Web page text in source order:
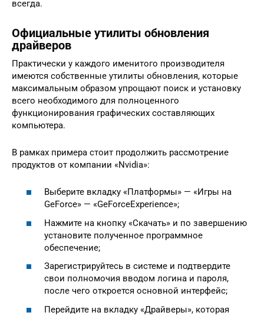
всегда.
Официальные утилиты обновления
драйверов
Практически у каждого именитого производителя
имеются собственные утилиты обновления, которые
максимальным образом упрощают поиск и установку
всего необходимого для полноценного
функционирования графических составляющих
компьютера.
В рамках примера стоит продолжить рассмотрение
продуктов от компании «Nvidia»:
Выберите вкладку «Платформы» — «Игры на
GeForce» — «GeForceExperience»;
Нажмите на кнопку «Скачать» и по завершению
установите полученное программное
обеспечение;
Зарегистрируйтесь в системе и подтвердите
свои полномочия вводом логина и пароля,
после чего откроется основной интерфейс;
Перейдите на вкладку «Драйверы», которая